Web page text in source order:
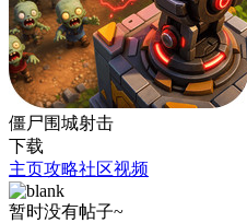
僵尸围城射击
下载
主页攻略社区视频
暂时没有帖子~